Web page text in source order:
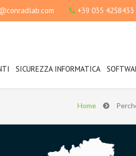
+39 035 4258433
SICUREZZA INFORMATICA
Home